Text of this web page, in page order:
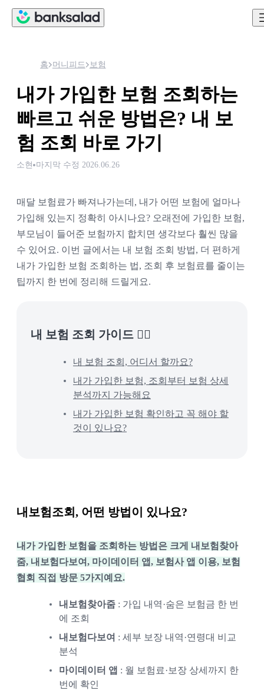
홈 머니피드 보험
내가 가입한 보험 조회하는
빠르고 쉬운 방법은? 내 보
험 조회 바로 가기
소현 마지막 수정 2026.06.26
매달 보험료가 빠져나가는데, 내가 어떤 보험에 얼마나
가입해 있는지 정확히 아시나요? 오래전에 가입한 보험,
부모님이 들어준 보험까지 합치면 생각보다 훨씬 많을
수 있어요. 이번 글에서는 내 보험 조회 방법, 더 편하게
내가 가입한 보험 조회하는 법, 조회 후 보험료를 줄이는
팁까지 한 번에 정리해 드릴게요.
내 보험 조회 가이드 👉🏻
내 보험 조회, 어디서 할까요?
내가 가입한 보험, 조회부터 보험 상세
분석까지 가능해요
내가 가입한 보험 확인하고 꼭 해야 할
것이 있나요?
내보험조회, 어떤 방법이 있나요?
내가 가입한 보험을 조회하는 방법은 크게 내보험찾아
줌, 내보험다보여, 마이데이터 앱, 보험사 앱 이용, 보험
협회 직접 방문 5가지예요.
내보험찾아줌 : 가입 내역·숨은 보험금 한 번
에 조회
내보험다보여 : 세부 보장 내역·연령대 비교
분석
마이데이터 앱 : 월 보험료·보장 상세까지 한
번에 확인